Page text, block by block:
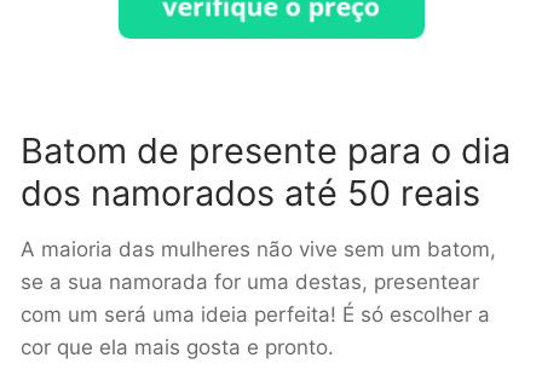
Batom de presente para o dia
dos namorados até 50 reais
A maioria das mulheres não vive sem um batom,
se a sua namorada for uma destas, presentear
com um será uma ideia perfeita! É só escolher a
cor que ela mais gosta e pronto.